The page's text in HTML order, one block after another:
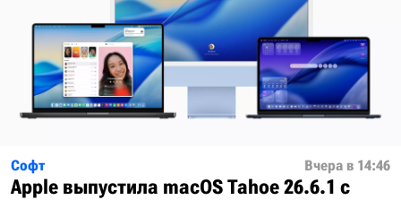
Софт Вчера в 14:46
Apple выпустила macOS Tahoe 26.6.1 с